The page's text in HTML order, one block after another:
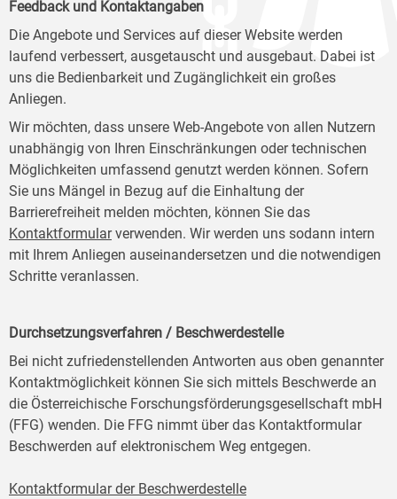
Feedback und Kontaktangaben
Die Angebote und Services auf dieser Website werden
laufend verbessert, ausgetauscht und ausgebaut. Dabei ist
uns die Bedienbarkeit und Zugänglichkeit ein großes
Anliegen.
Wir möchten, dass unsere Web-Angebote von allen Nutzern
unabhängig von Ihren Einschränkungen oder technischen
Möglichkeiten umfassend genutzt werden können. Sofern
Sie uns Mängel in Bezug auf die Einhaltung der
Barrierefreiheit melden möchten, können Sie das
Kontaktformularverwenden. Wir werden uns sodann intern
mit Ihrem Anliegen auseinandersetzen und die notwendigen
Schritte veranlassen.
Durchsetzungsverfahren / Beschwerdestelle
Bei nicht zufriedenstellenden Antworten aus oben genannter
Kontaktmöglichkeit können Sie sich mittels Beschwerde an
die Österreichische Forschungsförderungsgesellschaft mbH
(FFG) wenden. Die FFG nimmt über das Kontaktformular
Beschwerden auf elektronischem Weg entgegen.
Kontaktformular der Beschwerdestelle